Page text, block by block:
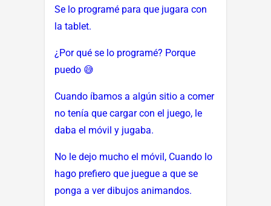
Se lo programé para que jugara con
la tablet.
¿Por qué se lo programé? Porque
puedo 😅
Cuando íbamos a algún sitio a comer
no tenía que cargar con el juego, le
daba el móvil y jugaba.
No le dejo mucho el móvil, Cuando lo
hago prefiero que juegue a que se
ponga a ver dibujos animandos.